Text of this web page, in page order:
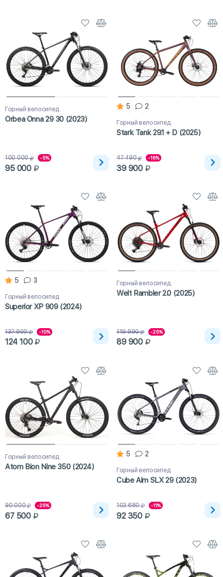
Горный велосипед
Orbea Onna 29 30 (2023)
100 000 -5%
95 000
5 2
Горный велосипед
Stark Tank 29.1 + D (2025)
47 490 -16%
39 900
5 3
Горный велосипед
Superior XP 909 (2024)
137 900 -10%
124 100
Горный велосипед
Welt Rambler 2.0 (2025)
119 990 -25%
89 900
Горный велосипед
Atom Bion Nine 350 (2024)
90 000 -25%
67 500
5 2
Горный велосипед
Cube Aim SLX 29 (2023)
103 680 -11%
92 350